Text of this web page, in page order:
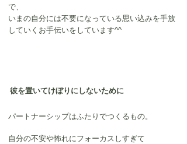
で、
いまの自分には不要になっている思い込みを手放
していくお手伝いをしています^^
彼を置いてけぼりにしないために
パートナーシップはふたりでつくるもの。
自分の不安や怖れにフォーカスしすぎて